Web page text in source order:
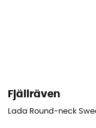
Fjällräven
Lada Round-neck